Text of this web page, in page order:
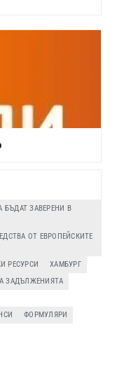
ЗАВЕРЕНИ В
ОТ ЕВРОПЕЙСКИТЕ
РЕСУРСИ
ХАМБУРГ
ЗАДЪЛЖЕНИЯТА
ФОРМУЛЯРИ